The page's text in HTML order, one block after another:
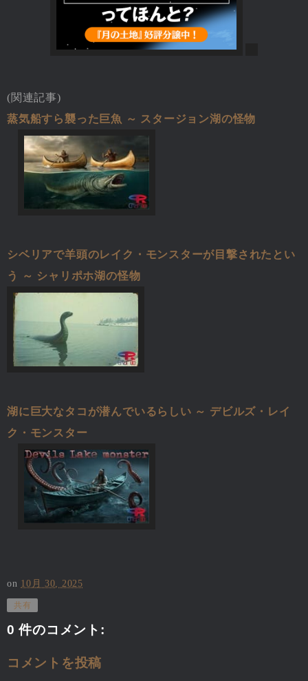
(関連記事)
蒸気船すら襲った巨魚 ～ スタージョン湖の怪物
シベリアで羊頭のレイク・モンスターが目撃されたとい
う ～ シャリポホ湖の怪物
湖に巨大なタコが潜んでいるらしい ～ デビルズ・レイ
ク・モンスター
on 10月 30, 2025
共有
0 件のコメント:
コメントを投稿